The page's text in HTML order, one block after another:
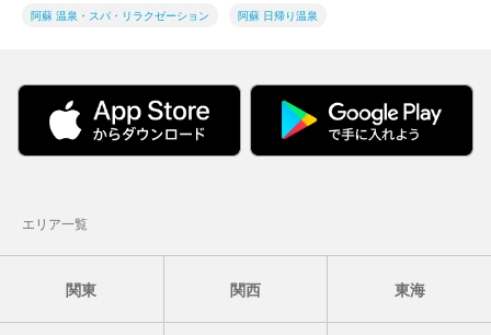
阿蘇 温泉・スパ・リラクゼーション 阿蘇 日帰り温泉
エリア一覧
関東 関西 東海